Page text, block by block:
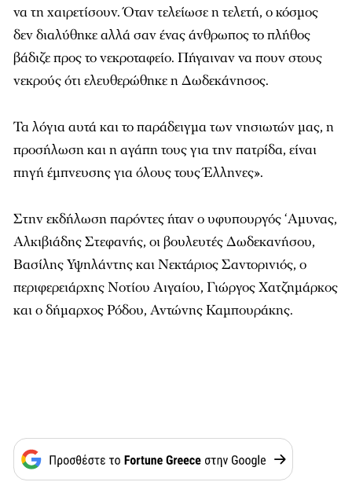
να τη χαιρετίσουν. Όταν τελείωσε η τελετή, ο κόσμος
δεν διαλύθηκε αλλά σαν ένας άνθρωπος το πλήθος
βάδιζε προς το νεκροταφείο. Πήγαιναν να πουν στους
νεκρούς ότι ελευθερώθηκε η Δωδεκάνησος.
Τα λόγια αυτά και το παράδειγμα των νησιωτών μας, η
προσήλωση και η αγάπη τους για την πατρίδα, είναι
πηγή έμπνευσης για όλους τους Έλληνες».
Στην εκδήλωση παρόντες ήταν ο υφυπουργός ‘Αμυνας,
Αλκιβιάδης Στεφανής, οι βουλευτές Δωδεκανήσου,
Βασίλης Υψηλάντης και Νεκτάριος Σαντορινιός, ο
περιφερειάρχης Νοτίου Αιγαίου, Γιώργος Χατζημάρκος
και ο δήμαρχος Ρόδου, Αντώνης Καμπουράκης.